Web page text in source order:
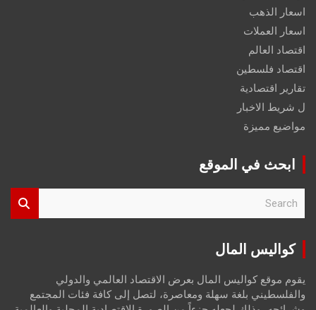
اسعار الذهب
اسعار العملات
اقتصاد العالم
اقتصاد فلسطين
تقارير اقتصادية
ل شريط الاخبار
مواضيع مميزة
ابحث في الموقع
r
كواليس المال
يقوم موقع كواليس المال بعرض الاقتصاد العالمي والدولي
والفلسطيني بلغة سهلة ومعاصرة، لتصل إلى كافة فئات المجتمع